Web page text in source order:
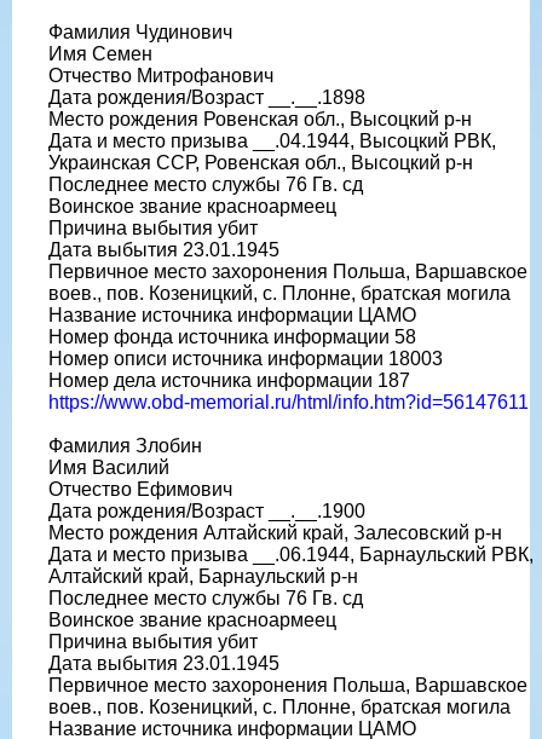
Фамилия Чудинович
Имя Семен
Отчество Митрофанович
Дата рождения/Возраст __.__.1898
Место рождения Ровенская обл., Высоцкий р-н
Дата и место призыва __.04.1944, Высоцкий РВК,
Украинская ССР, Ровенская обл., Высоцкий р-н
Последнее место службы 76 Гв. сд
Воинское звание красноармеец
Причина выбытия убит
Дата выбытия 23.01.1945
Первичное место захоронения Польша, Варшавское
воев., пов. Козеницкий, с. Плонне, братская могила
Название источника информации ЦАМО
Номер фонда источника информации 58
Номер описи источника информации 18003
Номер дела источника информации 187
https://www.obd-memorial.ru/html/info.htm?id=56147611
Фамилия Злобин
Имя Василий
Отчество Ефимович
Дата рождения/Возраст __.__.1900
Место рождения Алтайский край, Залесовский р-н
Дата и место призыва __.06.1944, Барнаульский РВК,
Алтайский край, Барнаульский р-н
Последнее место службы 76 Гв. сд
Воинское звание красноармеец
Причина выбытия убит
Дата выбытия 23.01.1945
Первичное место захоронения Польша, Варшавское
воев., пов. Козеницкий, с. Плонне, братская могила
Название источника информации ЦАМО